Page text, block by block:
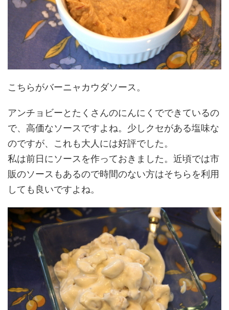
こちらがバーニャカウダソース。
アンチョビーとたくさんのにんにくでできているの
で、高価なソースですよね。少しクセがある塩味な
のですが、これも大人には好評でした。
私は前日にソースを作っておきました。近頃では市
販のソースもあるので時間のない方はそちらを利用
しても良いですよね。